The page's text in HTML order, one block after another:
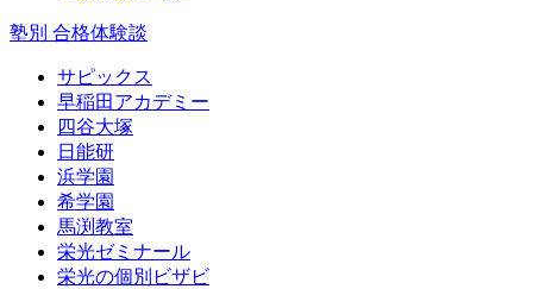
塾別 合格体験談
サピックス
早稲田アカデミー
四谷大塚
日能研
浜学園
希学園
馬渕教室
栄光ゼミナール
栄光の個別ビザビ